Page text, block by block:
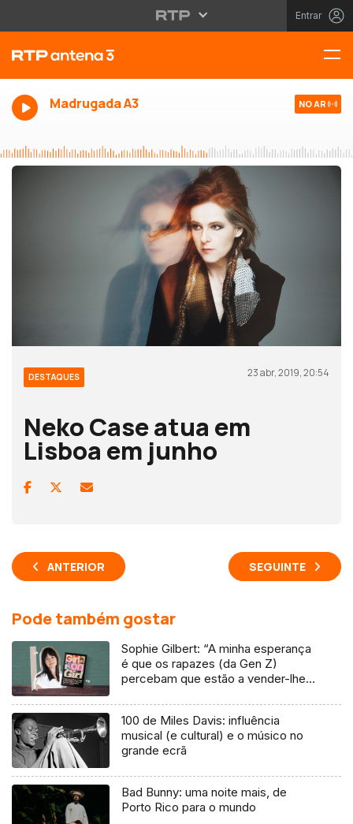
Entrar
Madrugada A3 NO AR
DESTAQUES 23 abr, 2019, 20:54
Neko Case atua em
Lisboa em junho
ANTERIOR SEGUINTE
Pode também gostar
Sophie Gilbert: “A minha esperança
é que os rapazes (da Gen Z)
percebam que estão a vender-lhes
100 de Miles Davis: influência
musical (e cultural) e o músico no
grande ecrã
Bad Bunny: uma noite mais, de
Porto Rico para o mundo